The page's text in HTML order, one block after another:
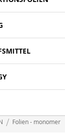
Folien - monomer